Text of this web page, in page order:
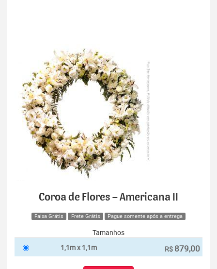
Coroa de Flores – Americana II
Faixa Grátis Frete Grátis Pague somente após a entrega
Tamanhos
1,1m x 1,1m
R$ 879,00